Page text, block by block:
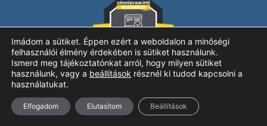
Imádom a sütiket. Éppen ezért a weboldalon a minőségi
felhasználói élmény érdekében is sütiket használunk.
Ismerd meg tájékoztatónkat arról, hogy milyen sütiket
használunk, vagy a beállítások résznél ki tudod kapcsolni a
használatukat.
Elfogadom Elutasítom Beállítások